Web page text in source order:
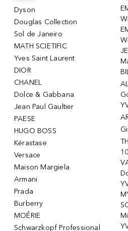
Dyson
Douglas Collection
Sol de Janeiro
MATH SCIETIFIC
Yves Saint Laurent
DIOR
CHANEL
Dolce & Gabbana
Jean Paul Gaultier
PAESE
HUGO BOSS
Kérastase
Versace
Maison Margiela
Armani
Prada
Burberry
MOÉRIE
Schwarzkopf Professional